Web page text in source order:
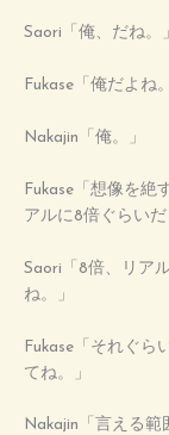
Saori「俺、だね。
Fukase「俺だよね
Nakajin「俺。」
Fukase「想像を絶
アルに8倍ぐらいだ
Saori「8倍、リア
ね。」
Fukase「それぐら
てね。」
Nakajin「言える範